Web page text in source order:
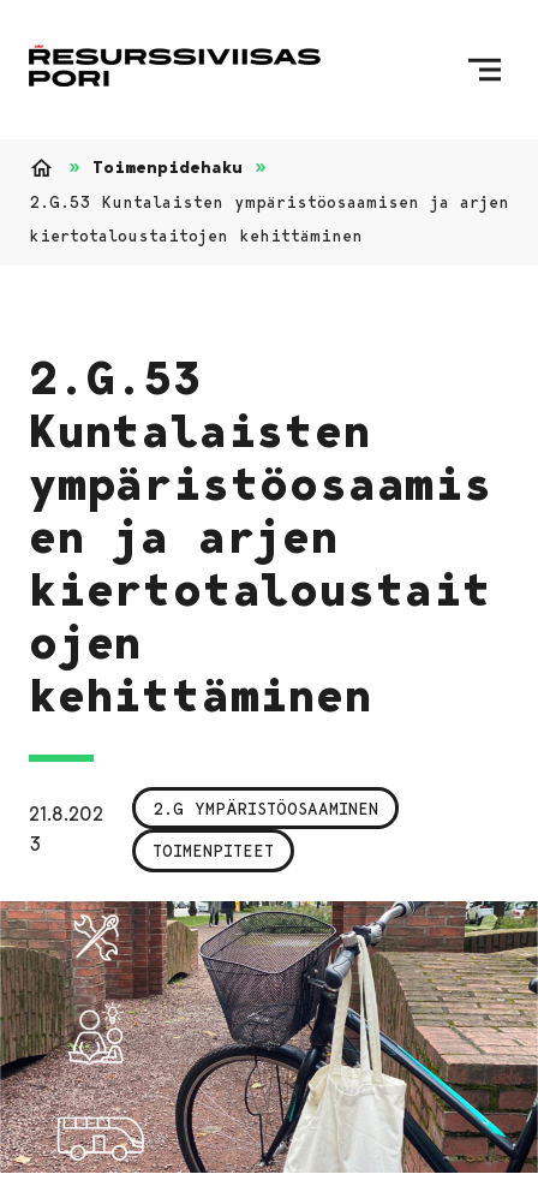
Toimenpidehaku
2.G.53 Kuntalaisten ympäristöosaamisen ja arjen
kiertotaloustaitojen kehittäminen
2.G.53
Kuntalaisten
ympäristöosaamis
en ja arjen
kiertotaloustait
ojen
kehittäminen
21.8.202
3
2.G YMPÄRISTÖOSAAMINEN
TOIMENPITEET